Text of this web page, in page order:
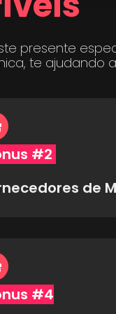
presente
te ajudando
#2
de
#4